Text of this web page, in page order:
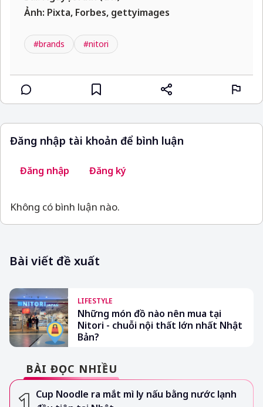
Ảnh: Pixta, Forbes, gettyimages
#brands #nitori
Đăng nhập tài khoản để bình luận
Đăng nhập Đăng ký
Không có bình luận nào.
Bài viết đề xuất
LIFESTYLE
Những món đồ nào nên mua tại
Nitori - chuỗi nội thất lớn nhất Nhật
Bản?
BÀI ĐỌC NHIỀU
Cup Noodle ra mắt mì ly nấu bằng nước lạnh